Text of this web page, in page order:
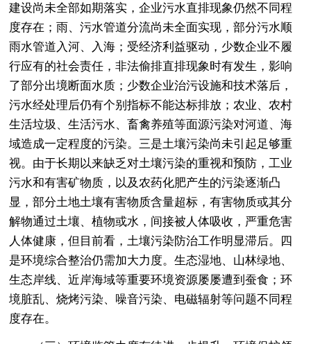
建设尚未全部如期落实，企业污水直排现象仍然不同程
度存在；雨、污水管道分流尚未全面实现，部分污水顺
雨水管道入河、入海；受经济利益驱动，少数企业不履
行应有的社会责任，非法偷排直排现象时有发生，影响
了部分出境断面水质；少数企业治污设施和技术落后，
污水经处理后仍有个别指标不能达标排放；农业、农村
生活垃圾、生活污水、畜禽养殖等面源污染对河道、海
域造成一定程度的污染。三是土壤污染尚未引起足够重
视。由于长期以来缺乏对土壤污染的重视和预防，工业
污水和有害矿物质，以及农药化肥产生的污染逐渐凸
显，部分土地土壤有害物质含量超标，有害物质或其分
解物通过土壤、植物或水，间接被人体吸收，严重危害
人体健康，但目前看，土壤污染防治工作明显滞后。四
是环境综合整治仍需加大力度。生态湿地、山林绿地、
生态岸线、近岸海域等重要环境资源屡屡遭到蚕食；环
境脏乱、烧烤污染、噪音污染、电磁辐射等问题不同程
度存在。